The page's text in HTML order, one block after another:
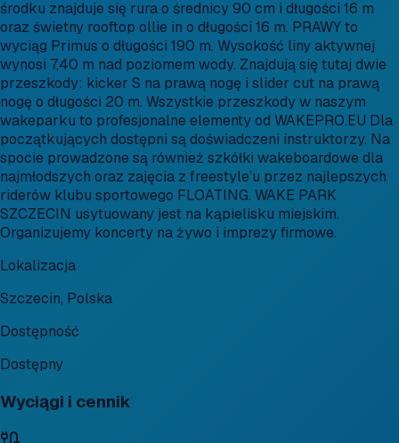
środku znajduje się rura o średnicy 90 cm i długości 16 m
oraz świetny rooftop ollie in o długości 16 m. PRAWY to
wyciąg Primus o długości 190 m. Wysokość liny aktywnej
wynosi 7,40 m nad poziomem wody. Znajdują się tutaj dwie
przeszkody: kicker S na prawą nogę i slider cut na prawą
nogę o długości 20 m. Wszystkie przeszkody w naszym
wakeparku to profesjonalne elementy od WAKEPRO.EU Dla
początkujących dostępni są doświadczeni instruktorzy. Na
spocie prowadzone są również szkółki wakeboardowe dla
najmłodszych oraz zajęcia z freestyle’u przez najlepszych
riderów klubu sportowego FLOATING. WAKE PARK
SZCZECIN usytuowany jest na kąpielisku miejskim.
Organizujemy koncerty na żywo i imprezy firmowe.
Lokalizacja
Szczecin, Polska
Dostępność
Dostępny
Wyciągi i cennik